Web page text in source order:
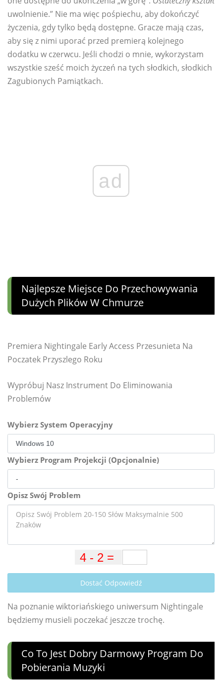
uwolnienie.” Nie ma więc pośpiechu, aby dokończyć
życzenia, gdy tylko będą dostępne. Gracze mają czas,
aby się z nimi uporać przed premierą kolejnego
dodatku w czerwcu. Jeśli chodzi o mnie, wykorzystam
wszystkie sześć moich życzeń na tych słodkich, słodkich
Zagubionych Pamiątkach.
ad
Najlepsze Miejsce Do Przechowywania
Dużych Plików W Chmurze
Premiera Nightingale Early Access Przesunieta Na
Poczatek Przyszlego Roku
Wypróbuj Nasz Instrument Do Eliminowania
Problemów
Wybierz System Operacyjny
Wybierz Program Projekcji (Opcjonalnie)
Opisz Swój Problem
Dostać Odpowiedź
Na poznanie wiktoriańskiego uniwersum Nightingale
będziemy musieli poczekać jeszcze trochę.
Co To Jest Dobry Darmowy Program Do
Pobierania Muzyki